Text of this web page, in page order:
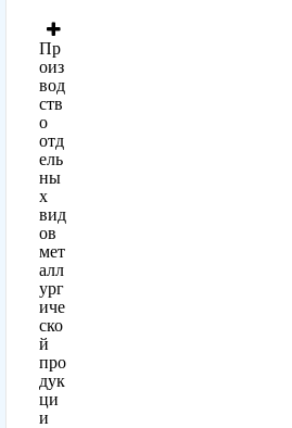
Пр
оиз
вод
ств
о
отд
ель
ны
х
вид
ов
мет
алл
ург
иче
ско
й
про
дук
ци
и